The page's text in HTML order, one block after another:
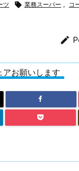
ツ  業務スーパー , コ

アお願いします